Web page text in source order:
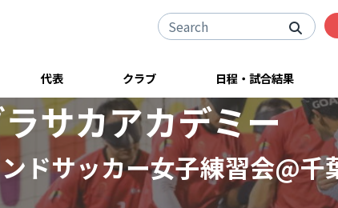
代表 クラブ 日程・試合結果
サカアカデミー
ドサッカー女子練習会@千